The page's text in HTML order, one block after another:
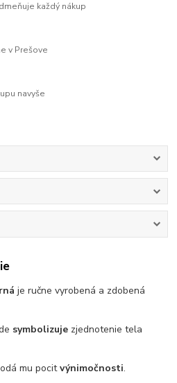
každý nákup
v Prešove
navyše
je ručne vyrobená a zdobená
symbolizuje zjednotenie tela
mu pocitvýnimočnosti.